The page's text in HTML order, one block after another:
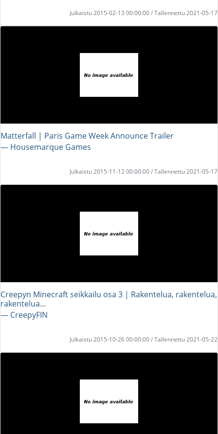
Julkaistu 2015-02-13 00:00:00 / Tallennettu 2021-05-17
Matterfall | Paris Game Week Announce Trailer
― Housemarque Games
Julkaistu 2015-11-12 00:00:00 / Tallennettu 2021-05-17
Creepyn Minecraft seikkailu osa 3 | Rakentelua, rakentelua,
rakentelua...
― CreepyFIN
Julkaistu 2015-10-26 00:00:00 / Tallennettu 2021-05-22